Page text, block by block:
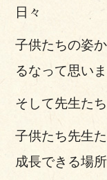
日々
子供たちの姿
るなって思い
そして先生た
子供たち先生
成長できる場所